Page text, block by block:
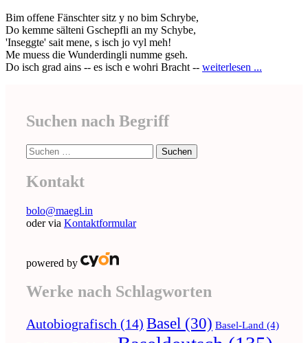
Bim offene Fänschter sitz y no bim Schrybe,
Do kemme sälteni Gschepfli an my Schybe,
'Inseggte' sait mene, s isch jo vyl meh!
Me muess die Wunderdingli numme gseh.
Do isch grad ains -- es isch e wohri Bracht -- weiterlesen ...
Suchen nach Begriff
Suche
nach:
Kontakt
bolo@maegl.in
oder via Kontaktformular
powered by
Werke nach Schlagworten
Autobiografisch (14) Basel (30) Basel-Land (4)